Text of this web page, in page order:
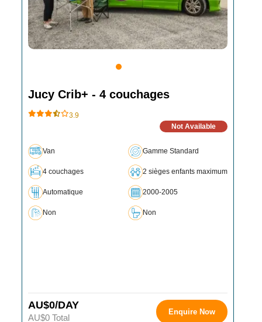
Jucy Crib+ - 4 couchages
3.9
Not Available
Van Gamme Standard
4 couchages 2 sièges enfants maximum
Automatique 2000-2005
Non Non
AU$0/DAY
AU$0 Total
Enquire Now